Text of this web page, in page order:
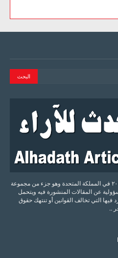
موقع وكالة الحدث للآراء تأسس عام ٢٠١٧ في المملكة المتحدة وهو جزء من مجموعة
عن المقالات المنشورة فيه ويتحمل
فيها التي تخالف القوانين أو تنتهك حقوق
..